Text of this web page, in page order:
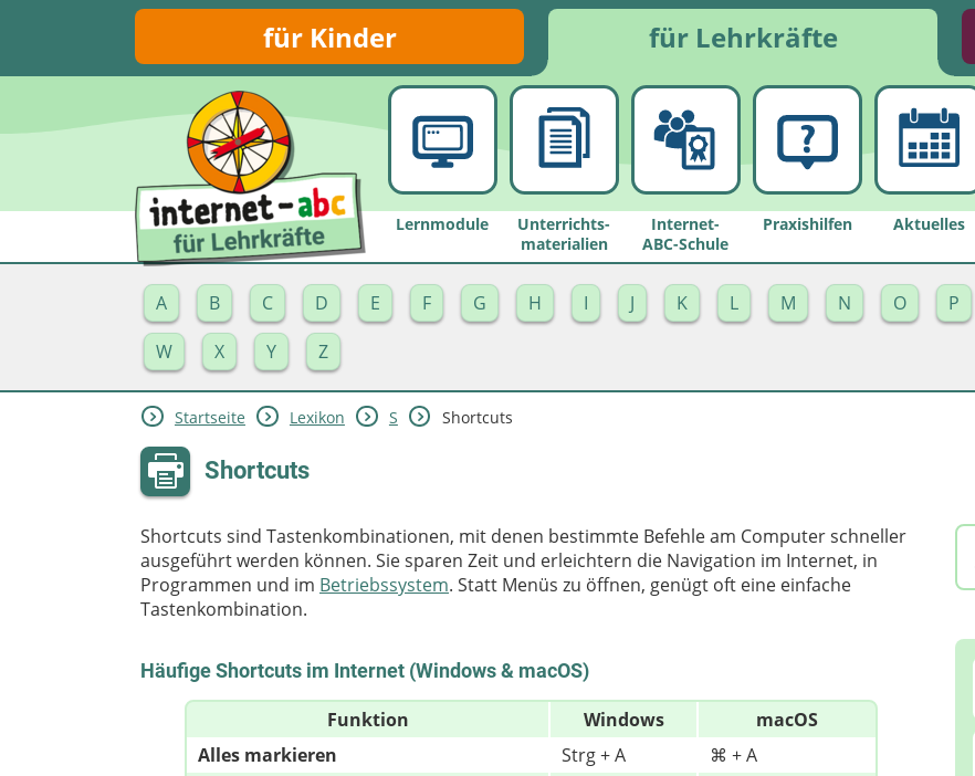
für Kinder für Lehrkräfte
Lernmodule
Unterrichts­
materialien
Internet-
ABC-Schule
Praxishilfen Aktuelles
A B C D E F G H I J K L M N O P
W
X Y Z
Startseite Lexikon S Shortcuts
Shortcuts
Shortcuts sind Tastenkombinationen, mit denen bestimmte Befehle am Computer schneller
ausgeführt werden können. Sie sparen Zeit und erleichtern die Navigation im Internet, in
Programmen und im Betriebssystem. Statt Menüs zu öffnen, genügt oft eine einfache
Tastenkombination.
Häufige Shortcuts im Internet (Windows & macOS)
Funktion Windows
macOS
Alles markieren
Strg + A
⌘ + A